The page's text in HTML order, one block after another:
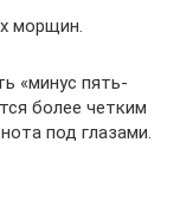
морщин.
«минус пять-
более четким
под глазами.